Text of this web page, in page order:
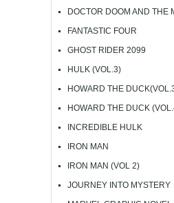
DOCTOR DOOM AND THE
FANTASTIC FOUR
GHOST RIDER 2099
HULK (VOL.3)
HOWARD THE
HOWARD THE DUCK
INCREDIBLE HULK
IRON MAN
IRON MAN (VOL 2)
JOURNEY INTO MYSTERY